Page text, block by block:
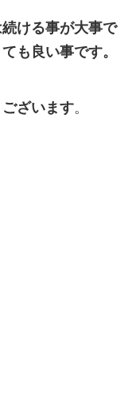
ける事が大事で
も良い事です。
ざいます。